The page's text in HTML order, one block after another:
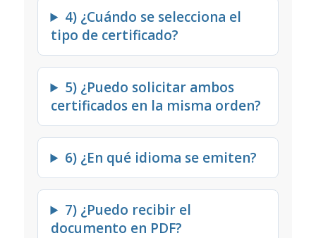
4) ¿Cuándo se selecciona el
tipo de certificado?
5) ¿Puedo solicitar ambos
certificados en la misma orden?
6) ¿En qué idioma se emiten?
7) ¿Puedo recibir el
documento en PDF?